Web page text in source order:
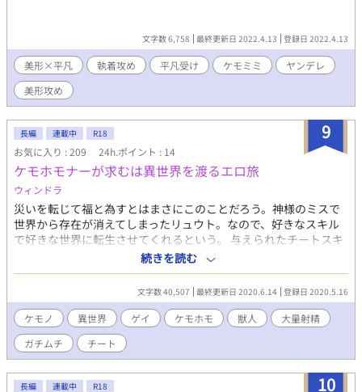
文字数 6,758 最終更新日 2022.4.13 登録日 2022.4.13
美形×平凡 執着攻め 平凡受け ケモミミ
ヤンデレ
美形攻め
9
長編 連載中 R18
お気に入り : 209 24h.ポイント : 14
ケモホモナーが求むは異世界を渡るエロ旅
ウィンドラ
災いを転じて福と為すとはまさにこのことだろう。神様のミスで
世界から存在が消えてしまったリュウト。なので、好きなスキル
で好きな世界に転生させてくれるという。 与えられたチートスキ
ルで己を曝け出して好きに生きていくと決意。だけど、スキルや
ステータスはチートなはずなのに威力は人並み！？ チートがチー
トであるためには世界に散り散りに存在しているケモホモ獣人眷
属の武器たちを見つけ出してはならない。え？武器？ 女性が存在
しないこの世界、そんな中で仲間兼恋人たちを求めて世界を旅す
る。 ※ガチ系のR18なので、見るのはあくまで自己責任でお願い
します。 ※美形なBLというよりガチムチ筋肉のようなガチ目のゲ
イ向けな内容なので、ご了承ください。 ※獣人は耳と尻尾だけの
ケモミミではなく全身モフモフとマズルがあるガチ獣人です。 不
続きを読む
文字数 40,507 最終更新日 2020.6.14 登録日 2020.5.16
ケモノ 異世界 ゲイ ケモホモ 獣人
大量射精
ガチムチ
チート
10
長編 連載中 R18